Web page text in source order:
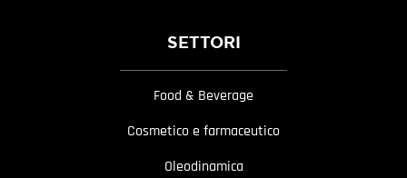
SETTORI
Food & Beverage
Cosmetico e farmaceutico
Oleodinamica